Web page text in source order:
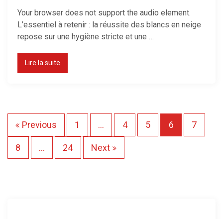
Your browser does not support the audio element.
L’essentiel à retenir : la réussite des blancs en neige
repose sur une hygiène stricte et une …
Lire la suite
a
Previous 1 … 4 5 6 7
8 … 24 Next